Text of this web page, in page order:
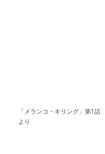
「メランコ・キリング」第1話
より